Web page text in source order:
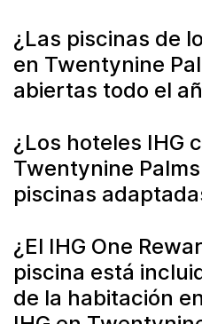
¿Las piscinas de
en Twentynine
abiertas todo el
¿Los hoteles IHG
Twentynine
piscinas
¿El IHG One
piscina está
de la habitación